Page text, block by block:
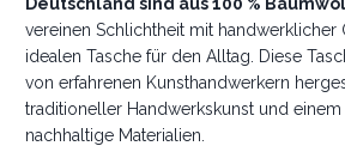
Deutschland sind aus 100 %
vereinen Schlichtheit mit handwerklicher
idealen Tasche für den Alltag. Diese
von erfahrenen Kunsthandwerkern
traditioneller Handwerkskunst und
nachhaltige Materialien.